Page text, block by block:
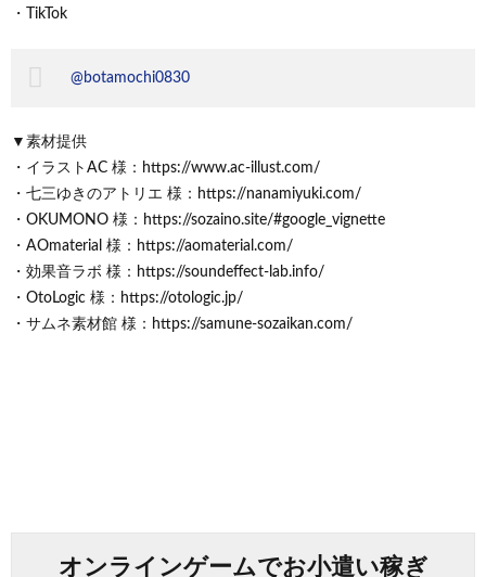
・TikTok
@botamochi0830
▼素材提供
・イラストAC 様：https://www.ac-illust.com/
・七三ゆきのアトリエ 様：https://nanamiyuki.com/
・OKUMONO 様：https://sozaino.site/#google_vignette
・AOmaterial 様：https://aomaterial.com/
・効果音ラボ 様：https://soundeffect-lab.info/
・OtoLogic 様：https://otologic.jp/
・サムネ素材館 様：https://samune-sozaikan.com/
オンラインゲームでお小遣い稼ぎ